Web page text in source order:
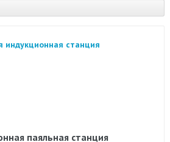
паяльная станция